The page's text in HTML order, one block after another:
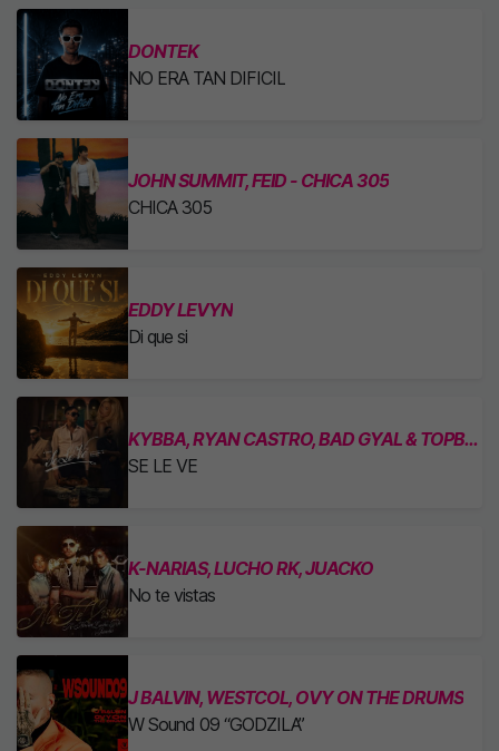
DONTEK
NO ERA TAN DIFICIL
JOHN SUMMIT, FEID - CHICA 305
CHICA 305
EDDY LEVYN
Di que si
KYBBA, RYAN CASTRO, BAD GYAL & TOPBOY
SE LE VE
K-NARIAS, LUCHO RK, JUACKO
No te vistas
J BALVIN, WESTCOL, OVY ON THE DRUMS
W Sound 09 “GODZILA”